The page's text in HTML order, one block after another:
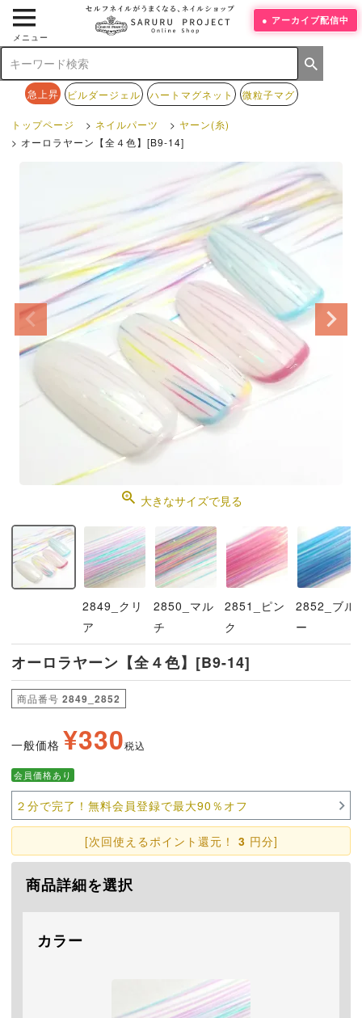
メニュー
急上昇 ビルダージェル ハートマグネット 微粒子マグ
アーカイブ配信中
トップページ ネイルパーツ
ヤーン(糸)
オーロラヤーン【全４色】[B9-14]
大きなサイズで見る
2849_クリ
ア
2850_マル
チ
2851_ピン
ク
2852_ブル
ー
オーロラヤーン【全４色】[B9-14]
商品番号 2849_2852
一般価格 ¥330税込
会員価格あり
２分で完了！無料会員登録で最大90％オフ
[次回使えるポイント還元！ 3 円分]
商品詳細を選択
カラー